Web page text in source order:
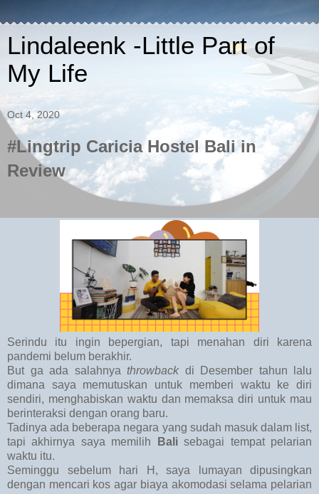
Lindaleenk -Little Part of
My Life
Oct 4, 2020
#Lingtrip Caricia Hostel Bali in
Review
Serindu itu ingin bepergian, tapi menahan diri karena
pandemi belum berakhir.
But ga ada salahnya throwbackdi Desember tahun lalu
dimana saya memutuskan untuk memberi waktu ke diri
sendiri, menghabiskan waktu dan memaksa diri untuk mau
berinteraksi dengan orang baru.
Tadinya ada beberapa negara yang sudah masuk dalam list,
tapi akhirnya saya memilih
Balisebagai tempat pelarian
waktu itu.
Seminggu sebelum hari H, saya lumayan dipusingkan
dengan mencari kos agar biaya akomodasi selama pelarian